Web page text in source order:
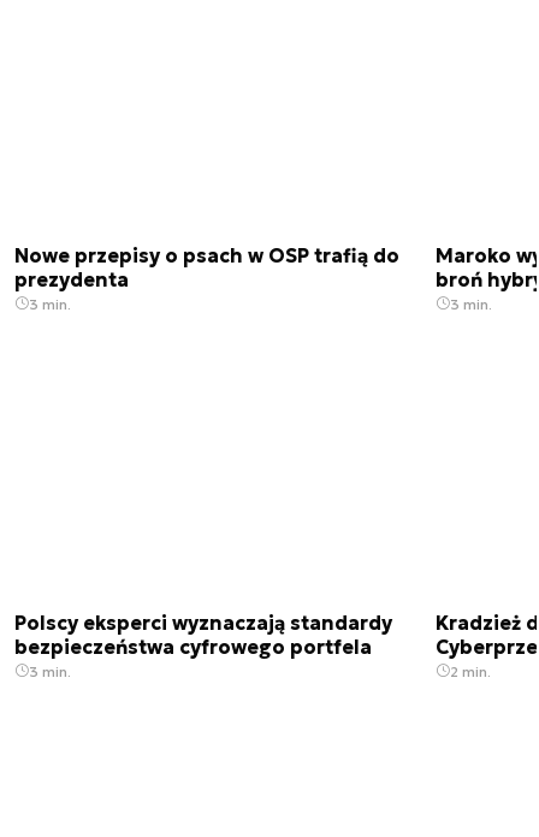
Nowe przepisy o psach w OSP trafią do
prezydenta
3 min.
Maroko
broń
3 min.
Polscy eksperci wyznaczają standardy
bezpieczeństwa cyfrowego portfela
3 min.
Kradzież
2 min.